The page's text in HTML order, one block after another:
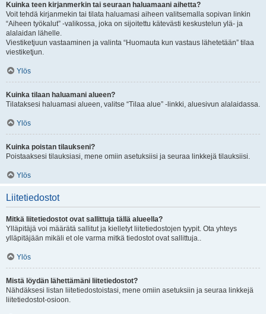
Kuinka teen kirjanmerkin tai seuraan haluamaani aihetta?
Voit tehdä kirjanmekin tai tilata haluamasi aiheen valitsemalla sopivan linkin
“Aiheen työkalut” -valikossa, joka on sijoitettu kätevästi keskustelun ylä- ja
alalaidan lähelle.
Viestiketjuun vastaaminen ja valinta “Huomauta kun vastaus lähetetään” tilaa
viestiketjun.
Ylös
Kuinka tilaan haluamani alueen?
Tilataksesi haluamasi alueen, valitse “Tilaa alue” -linkki, aluesivun alalaidassa.
Ylös
Kuinka poistan tilaukseni?
Poistaaksesi tilauksiasi, mene omiin asetuksiisi ja seuraa linkkejä tilauksiisi.
Ylös
Liitetiedostot
Mitkä liitetiedostot ovat sallittuja tällä alueella?
Ylläpitäjä voi määrätä sallitut ja kielletyt liitetiedostojen tyypit. Ota yhteys
ylläpitäjään mikäli et ole varma mitkä tiedostot ovat sallittuja..
Ylös
Mistä löydän lähettämäni liitetiedostot?
Nähdäksesi listan liitetiedostoistasi, mene omiin asetuksiin ja seuraa linkkejä
liitetiedostot-osioon.